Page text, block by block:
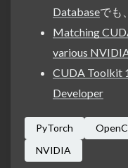
Databaseでも
Matching
various
CUDA Toolkit
Developer
PyTorch
NVIDIA